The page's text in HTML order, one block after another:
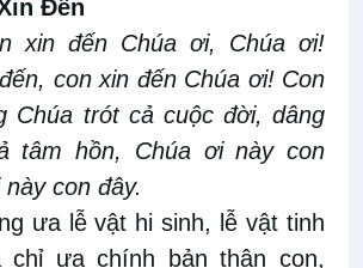
Đến
xin đến Chúa ơi, Chúa ơi!
con xin đến Chúa ơi! Con
Chúa trót cả cuộc đời, dâng
tâm hồn, Chúa ơi này con
con đây.
ưa lễ vật hi sinh, lễ vật tinh
chỉ ưa chính bản thân con,